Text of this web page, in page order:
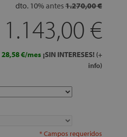
dto. 10% antes1.270,00 €
1.143,00 €
28,58 €/mes ¡SIN INTERESES! (+
info)
* Campos requeridos